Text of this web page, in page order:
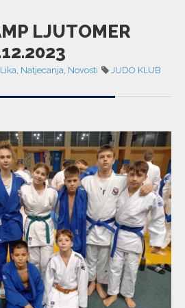
LJUTOMER
, Natjecanja, Novosti
JUDO KLUB